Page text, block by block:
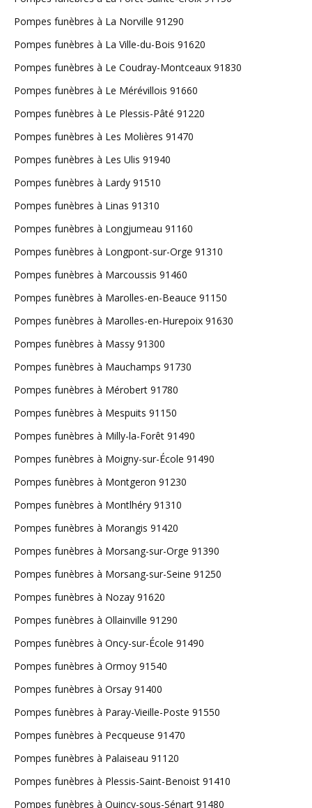
Pompes funèbres à La Norville 91290
Pompes funèbres à La Ville-du-Bois 91620
Pompes funèbres à Le Coudray-Montceaux 91830
Pompes funèbres à Le Mérévillois 91660
Pompes funèbres à Le Plessis-Pâté 91220
Pompes funèbres à Les Molières 91470
Pompes funèbres à Les Ulis 91940
Pompes funèbres à Lardy 91510
Pompes funèbres à Linas 91310
Pompes funèbres à Longjumeau 91160
Pompes funèbres à Longpont-sur-Orge 91310
Pompes funèbres à Marcoussis 91460
Pompes funèbres à Marolles-en-Beauce 91150
Pompes funèbres à Marolles-en-Hurepoix 91630
Pompes funèbres à Massy 91300
Pompes funèbres à Mauchamps 91730
Pompes funèbres à Mérobert 91780
Pompes funèbres à Mespuits 91150
Pompes funèbres à Milly-la-Forêt 91490
Pompes funèbres à Moigny-sur-École 91490
Pompes funèbres à Montgeron 91230
Pompes funèbres à Montlhéry 91310
Pompes funèbres à Morangis 91420
Pompes funèbres à Morsang-sur-Orge 91390
Pompes funèbres à Morsang-sur-Seine 91250
Pompes funèbres à Nozay 91620
Pompes funèbres à Ollainville 91290
Pompes funèbres à Oncy-sur-École 91490
Pompes funèbres à Ormoy 91540
Pompes funèbres à Orsay 91400
Pompes funèbres à Paray-Vieille-Poste 91550
Pompes funèbres à Pecqueuse 91470
Pompes funèbres à Palaiseau 91120
Pompes funèbres à Plessis-Saint-Benoist 91410
Pompes funèbres à Quincy-sous-Sénart 91480